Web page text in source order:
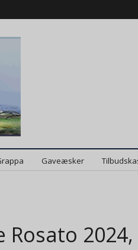
Gaveæsker